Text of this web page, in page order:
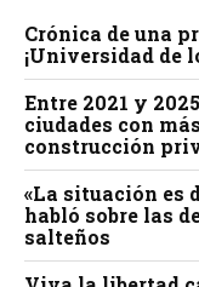
Crónica de una
¡Universidad de
Entre 2021 y
ciudades con
construcción
«La situación es
habló sobre las
salteños